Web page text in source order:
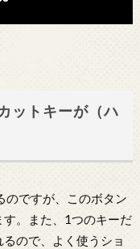
ットキーが（ハ
のですが、このボタン
。また、1つのキーだ
ので、よく使うショ